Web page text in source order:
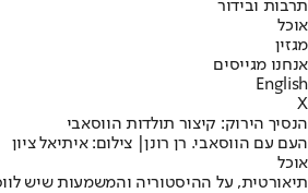
תרבות ובידור
אוכל
מגזין
אנחנו מגייסים
English
X
הנסיך הירוק: קיצור תולדות הווסאבי
העם עם הווסאבי. רן רונן| צילום: איתיאל ציון
אוכל
תיאורטית, על ההיסטוריה והמשמעות שיש